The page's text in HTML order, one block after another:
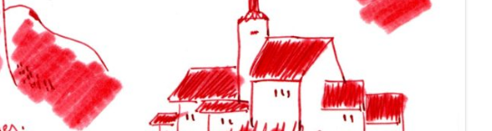
HONG HA
IL PAPIRO
IROSHIZUKU
J. HERBIN